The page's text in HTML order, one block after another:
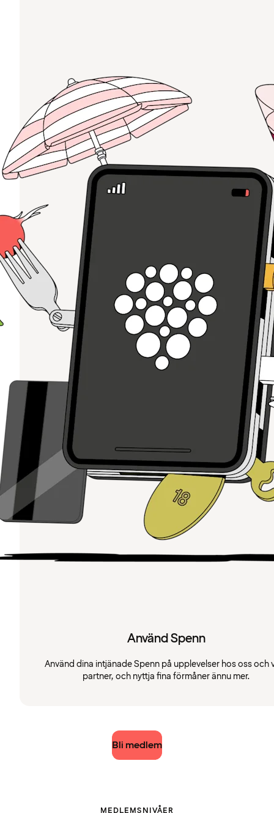
Använd Spenn
Använd dina intjänade Spenn på upplevelser hos oss och
partner, och nyttja fina förmåner ännu mer.
Bli medlem
MEDLEMSNIVÅER